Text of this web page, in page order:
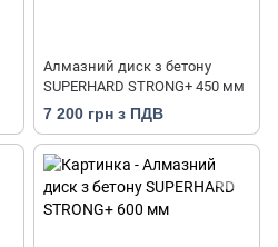
Алмазний диск з бетону
SUPERHARD STRONG+ 450 мм
7 200 грн з ПДВ